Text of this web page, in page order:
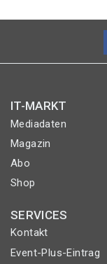
IT-MARKT
Mediadaten
Magazin
Abo
Shop
SERVICES
Kontakt
Event-Plus-Eintrag